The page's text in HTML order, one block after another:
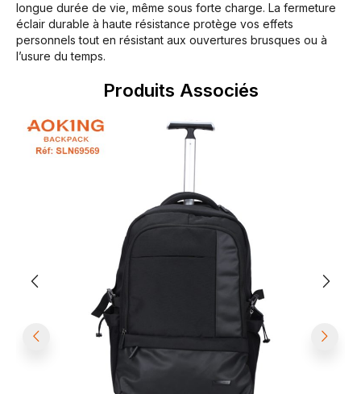
longue durée de vie, même sous forte charge. La fermeture
éclair durable à haute résistance protège vos effets
personnels tout en résistant aux ouvertures brusques ou à
l’usure du temps.
Produits Associés